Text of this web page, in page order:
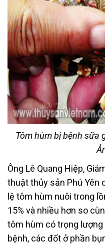
Tôm hùm bị bệnh sữa
Ông Lê Quang Hiệp,
thuật thủy sản Phú Yên
lệ tôm hùm nuôi trong
15% và nhiều hơn so
tôm hùm có trọng lượng
bệnh, các đốt ở phần